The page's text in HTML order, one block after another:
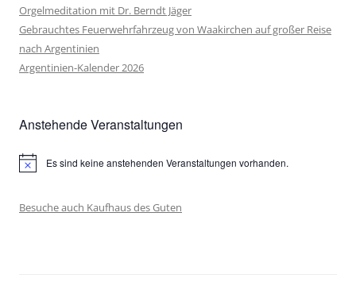
Orgelmeditation mit Dr. Berndt Jäger
Gebrauchtes Feuerwehrfahrzeug von Waakirchen auf großer Reise
nach Argentinien
Argentinien-Kalender 2026
Anstehende Veranstaltungen
HinweisEs sind keine anstehenden Veranstaltungen vorhanden.
Besuche auch Kaufhaus des Guten